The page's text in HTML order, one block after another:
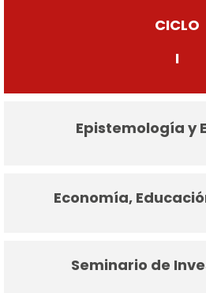
CICLO
I
Epistemología y
Economía,
Seminario de